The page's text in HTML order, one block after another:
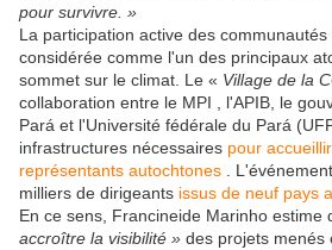
pour survivre. »
La participation active des
considérée comme l'un des principaux
sommet sur le climat. Le « Village de la
collaboration entre le MPI , l'APIB, le
Pará et l'Université fédérale du Pará
infrastructures nécessaires pour
représentants autochtones .
milliers de dirigeants issus de neuf pays
En ce sens, Francineide Marinho estime
accroître la visibilité » des projets menés